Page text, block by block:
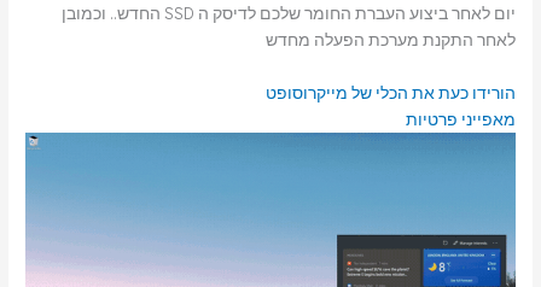
יום לאחר ביצוע העברת החומר שלכם לדיסק ה SSD החדש.. וכמובן
לאחר התקנת מערכת הפעלה מחדש
הורידו כעת את הכלי של מייקרוסופט
מאפייני פרטיות